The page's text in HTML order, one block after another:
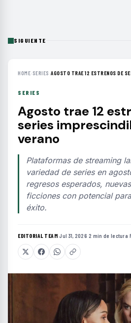
SIGUIENTE
HOME› SERIES ›AGOSTO TRAE 12 ESTRENOS DE
SERIES
Agosto trae 12
series
verano
Plataformas de streaming
variedad de series en
regresos esperados,
ficciones con potencial
éxito.
EDITORIAL TEAM·Jul 31, 2026·2 min de lectura·